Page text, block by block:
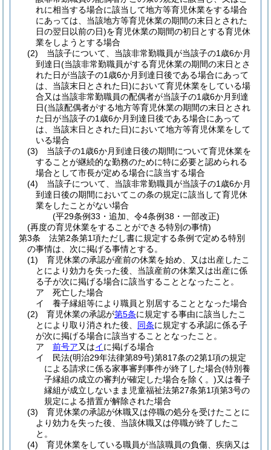
れに相当する場合に該当して地方等育児休業をする場合
にあっては、当該地方等育児休業の期間の末日とされた
日の翌日以前の日)を育児休業の期間の初日とする育児休
業をしようとする場合
(2)
当該子について、当該非常勤職員が当該子の1歳6か月
到達日(当該非常勤職員がする育児休業の期間の末日とさ
れた日が当該子の1歳6か月到達日後である場合にあって
は、当該末日とされた日)において育児休業をしている場
合又は当該非常勤職員の配偶者が当該子の1歳6か月到達
日(当該配偶者がする地方等育児休業の期間の末日とされ
た日が当該子の1歳6か月到達日後である場合にあって
は、当該末日とされた日)において地方等育児休業をして
いる場合
(3)
当該子の1歳6か月到達日後の期間について育児休業を
することが継続的な勤務のために特に必要と認められる
場合として市長が定める場合に該当する場合
(4)
当該子について、当該非常勤職員が当該子の1歳6か月
到達日後の期間においてこの条の規定に該当して育児休
業をしたことがない場合
(平29条例33・追加、令4条例38・一部改正)
(再度の育児休業をすることができる特別の事情)
第3条
法第2条第1項ただし書に規定する条例で定める特別
の事情は、次に掲げる事情とする。
(1)
育児休業の承認が産前の休業を始め、又は出産したこ
とにより効力を失った後、当該産前の休業又は出産に係
る子が次に掲げる場合に該当することとなったこと。
ア
死亡した場合
イ
養子縁組等により職員と別居することとなった場合
(2)
育児休業の承認が第5条に規定する事由に該当したこ
とにより取り消された後、 同条に規定する承認に係る子
が次に掲げる場合に該当することとなったこと。
ア
前号ア又はイに掲げる場合
イ
民法(明治29年法律第89号)第817条の2第1項の規定
による請求に係る家事審判事件が終了した場合(特別養
子縁組の成立の審判が確定した場合を除く。)又は養子
縁組が成立しないまま児童福祉法第27条第1項第3号の
規定による措置が解除された場合
(3)
育児休業の承認が休職又は停職の処分を受けたことに
より効力を失った後、当該休職又は停職が終了したこ
と。
(4)
育児休業をしている職員が当該職員の負傷、疾病又は